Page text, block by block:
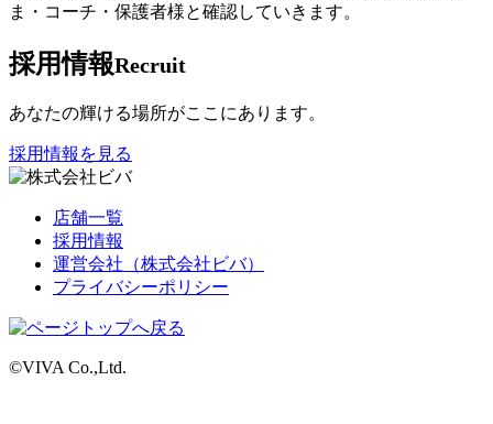
ま・コーチ・保護者様と確認していきます。
採用情報Recruit
あなたの輝ける場所がここにあります。
採用情報を見る
店舗一覧
採用情報
運営会社（株式会社ビバ）
プライバシーポリシー
©VIVA Co.,Ltd.